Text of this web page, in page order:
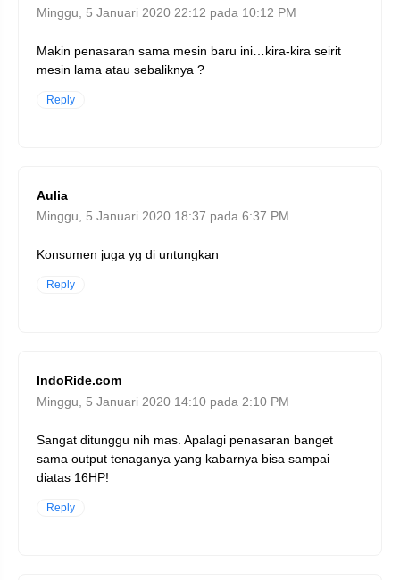
Minggu, 5 Januari 2020 22:12 pada 10:12 PM
Makin penasaran sama mesin baru ini…kira-kira seirit
mesin lama atau sebaliknya ?
Reply
Aulia
Minggu, 5 Januari 2020 18:37 pada 6:37 PM
Konsumen juga yg di untungkan
Reply
IndoRide.com
Minggu, 5 Januari 2020 14:10 pada 2:10 PM
Sangat ditunggu nih mas. Apalagi penasaran banget
sama output tenaganya yang kabarnya bisa sampai
diatas 16HP!
Reply